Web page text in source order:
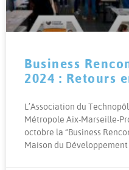
Business
2024 : Retours
L’Association du
Métropole Aix-Marseille-
octobre la “Business
Maison du